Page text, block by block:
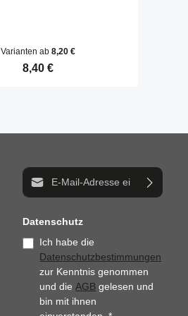
Varianten ab 8,20 €
Regulärer Preis:
8,40 €
E-Mail-Adresse*
Datenschutz
Ich habe die
Datenschutzbestimmungen
zur Kenntnis genommen
und dieAGB gelesen und
bin mit ihnen